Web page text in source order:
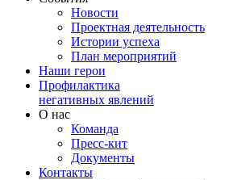
Новости
Проектная деятельность
Истории успеха
План мероприятий
Наши герои
Профилактика
негативных явлений
О нас
Команда
Пресс-кит
Документы
Контакты